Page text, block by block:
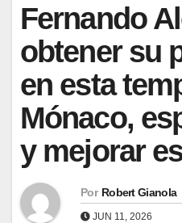
Fernando
obtener su
en esta
Mónaco,
y mejorar
Por Robert Gianola
JUN 11, 2026